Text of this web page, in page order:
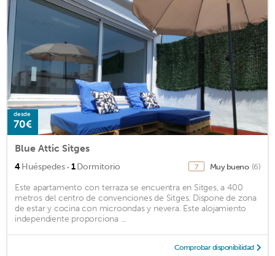
desde
70€
Blue Attic Sitges
4Huéspedes · 1Dormitorio 7 Muy bueno (6)
Este apartamento con terraza se encuentra en Sitges, a 400
metros del centro de convenciones de Sitges. Dispone de zona
de estar y cocina con microondas y nevera. Este alojamiento
independiente proporciona ...
Comprobar disponibilidad